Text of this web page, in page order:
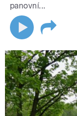
panovní...